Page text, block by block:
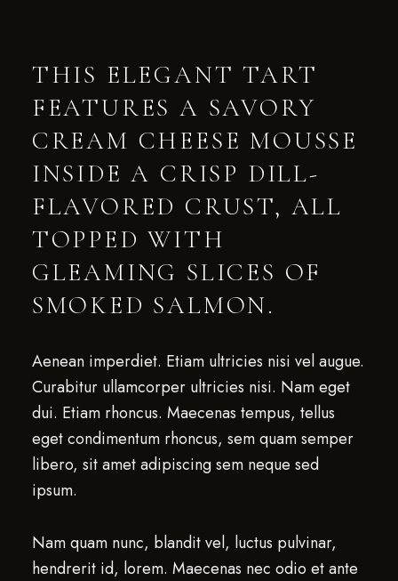
THIS ELEGANT TART
FEATURES A SAVORY
CREAM CHEESE MOUSSE
INSIDE A CRISP DILL-
FLAVORED CRUST, ALL
TOPPED WITH
GLEAMING SLICES OF
SMOKED SALMON.
Aenean imperdiet. Etiam ultricies nisi vel augue.
Curabitur ullamcorper ultricies nisi. Nam eget
dui. Etiam rhoncus. Maecenas tempus, tellus
eget condimentum rhoncus, sem quam semper
libero, sit amet adipiscing sem neque sed
ipsum.
Nam quam nunc, blandit vel, luctus pulvinar,
hendrerit id, lorem. Maecenas nec odio et ante